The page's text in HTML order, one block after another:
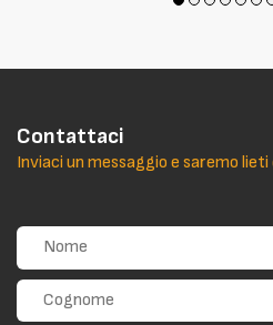
Contattaci
Inviaci un messaggio e saremo